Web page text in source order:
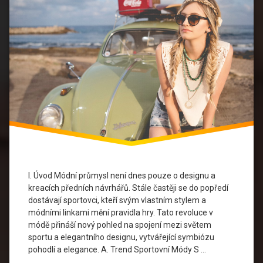
I. Úvod Módní průmysl není dnes pouze o designu a
kreacích předních návrhářů. Stále častěji se do popředí
dostávají sportovci, kteří svým vlastním stylem a
módními linkami mění pravidla hry. Tato revoluce v
módě přináší nový pohled na spojení mezi světem
sportu a elegantního designu, vytvářející symbiózu
pohodlí a elegance. A. Trend Sportovní Módy S …
Módní
Diverzita
Módní
Inovace
Módní
Inspirace
Módní
Linky
Módní
Trendy
Sportovci
Ve Móde